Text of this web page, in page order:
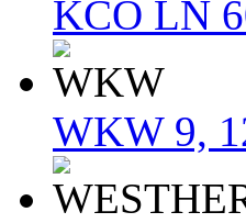
KCO LN
WKW 9,